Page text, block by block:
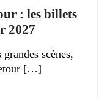
: les billets
2027
scènes,